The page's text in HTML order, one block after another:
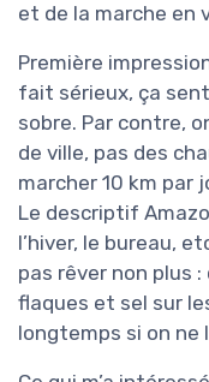
et de la marche en
Première
fait sérieux, ça
sobre. Par contre,
de ville, pas des
marcher 10 km par
Le descriptif
l’hiver, le bureau,
pas rêver non plus
flaques et sel sur
longtemps si on